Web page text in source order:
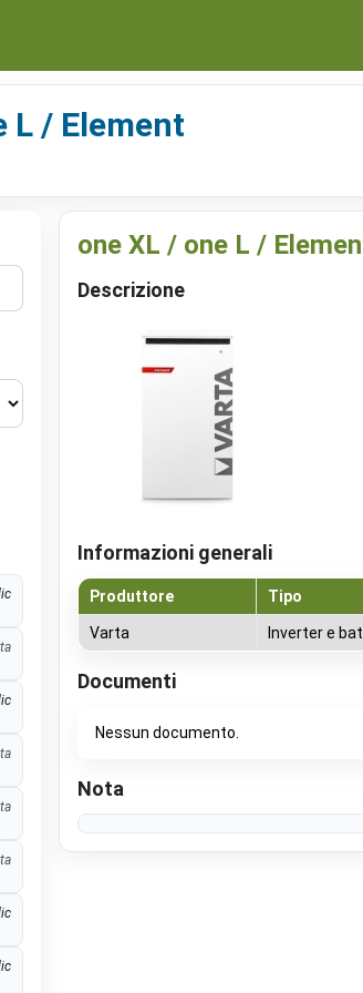
L / Element
one XL / one L /
Descrizione
Informazioni generali
Produttore Tipo
Varta Inverter e
Documenti
Nessun documento.
Nota